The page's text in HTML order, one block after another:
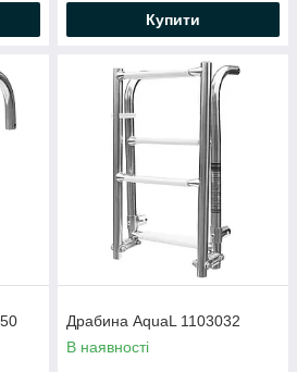
Купити
Драбина AquaL 1103032
В наявності